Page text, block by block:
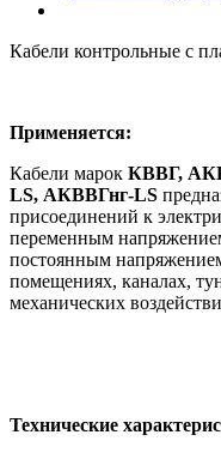
Кабели контрольные с
Применяется:
Кабели марок КВВГ,
LS, АКВВГнг-LS
присоединений к
переменным
постоянным
помещениях, каналах,
механических
Технические